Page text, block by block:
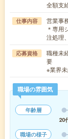
全額支
仕事内容
営業事
＊専用
注処理
応募資格
職種未
要
※業界未
職場の雰囲気
年齢層
20
職場の様子